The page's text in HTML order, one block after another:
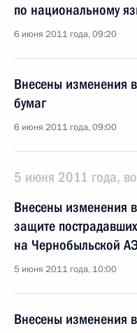
по национальному
6 июня 2011 года, 09:20
Внесены изменения
бумаг
6 июня 2011 года, 09:00
5 июня 2011 года,
Внесены изменения
защите
на Чернобыльской
5 июня 2011 года, 10:00
Внесены изменения